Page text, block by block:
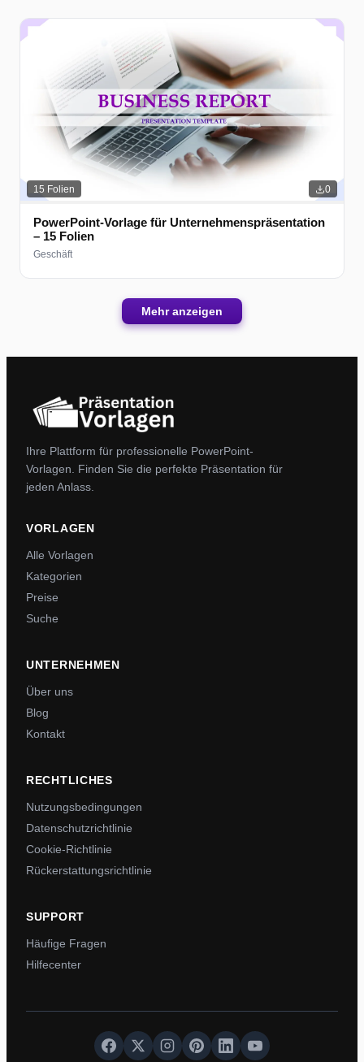
15 Folien 0
PowerPoint-Vorlage für Unternehmenspräsentation
– 15 Folien
Geschäft
Mehr anzeigen
Ihre Plattform für professionelle PowerPoint-
Vorlagen. Finden Sie die perfekte Präsentation für
jeden Anlass.
VORLAGEN
Alle Vorlagen
Kategorien
Preise
Suche
UNTERNEHMEN
Über uns
Blog
Kontakt
RECHTLICHES
Nutzungsbedingungen
Datenschutzrichtlinie
Cookie-Richtlinie
Rückerstattungsrichtlinie
SUPPORT
Häufige Fragen
Hilfecenter